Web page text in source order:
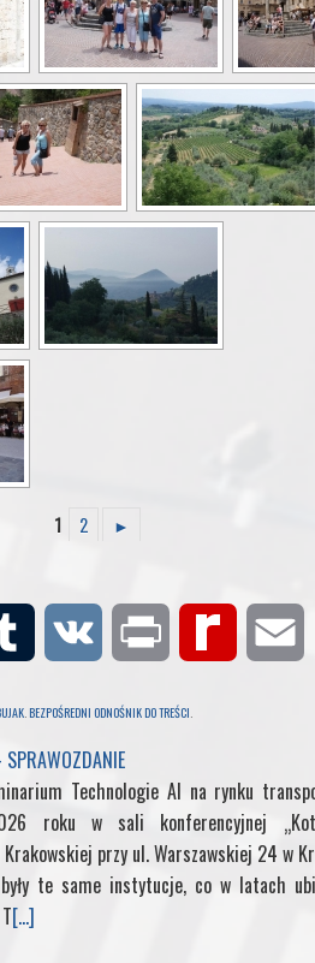
1 2 ►
m
b
l
n
t
i
f
i
l
.BEZPOŚREDNI ODNOŚNIK DO TREŚCI.
Technologie AI na rynku
roku w sali konferencyjnej
przy ul. Warszawskiej 24 w
te same instytucje, co w latach
[...]